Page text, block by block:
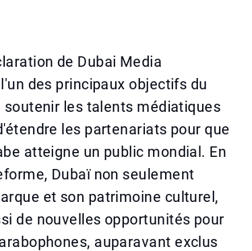
de Dubai Media
des principaux objectifs du
soutenir les talents médiatiques
les partenariats pour que
atteigne un public mondial. En
Dubaï non seulement
et son patrimoine culturel,
de nouvelles opportunités pour
auparavant exclus